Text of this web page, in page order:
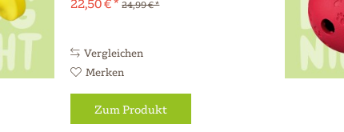
mit einem robusten Metallkern
perfekte Kombination aus
Haltbarkeit und...
24,99 € *
Vergleichen
Merken
Zum Produkt